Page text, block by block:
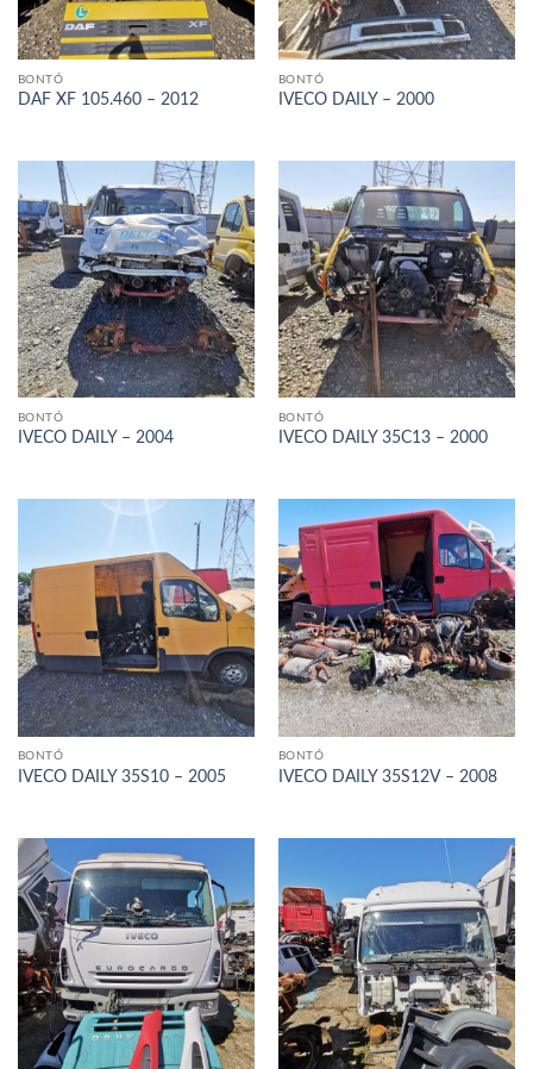
BONTÓ
DAF XF 105.460 – 2012
BONTÓ
IVECO DAILY – 2000
BONTÓ
IVECO DAILY – 2004
BONTÓ
IVECO DAILY 35C13 – 2000
BONTÓ
IVECO DAILY 35S10 – 2005
BONTÓ
IVECO DAILY 35S12V – 2008